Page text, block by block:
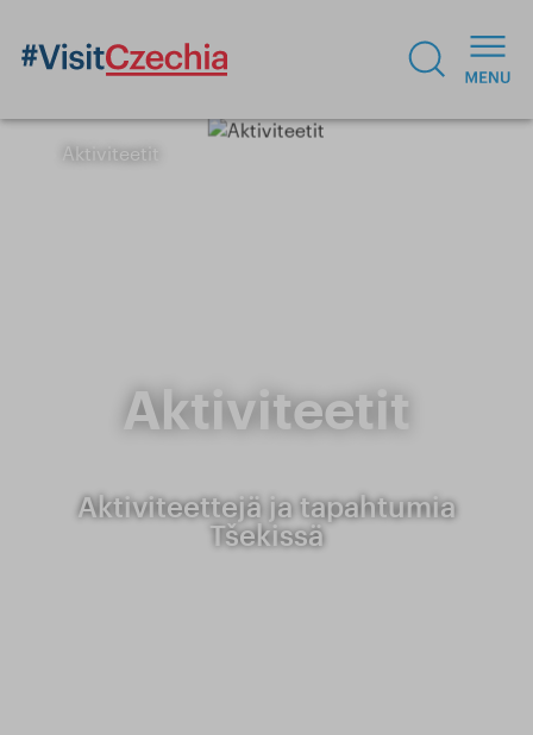
Aktiviteetit
Aktiviteetit
Aktiviteettejä ja tapahtumia
Tšekissä